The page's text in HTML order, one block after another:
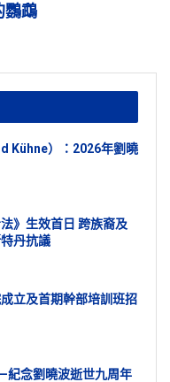
鸚鵡
Kühne）：2026年劉曉
》生效首日 跨族裔及
丹抗議
立及首期幹部培訓班招
紀念劉曉波逝世九周年